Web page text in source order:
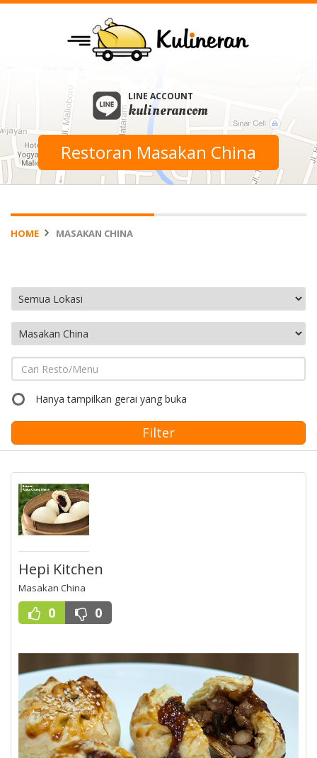
LINE ACCOUNT
kulinerancom
Restoran Masakan China
HOME MASAKAN CHINA
Hanya tampilkan gerai yang buka
Hepi Kitchen
Masakan China
0 0